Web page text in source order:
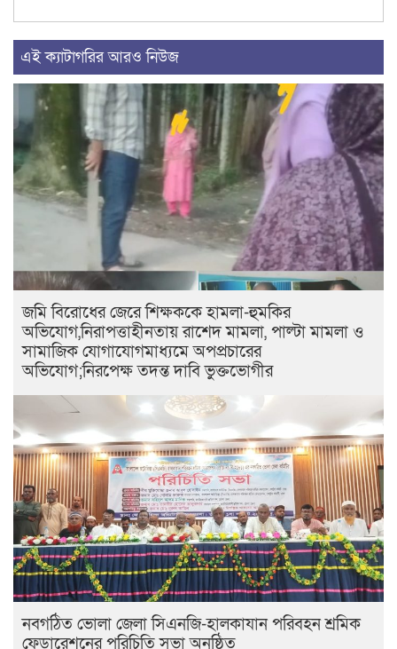
এই ক্যাটাগরির আরও নিউজ
জমি বিরোধের জেরে শিক্ষককে হামলা-হুমকির
অভিযোগ,নিরাপত্তাহীনতায় রাশেদ মামলা, পাল্টা মামলা ও
সামাজিক যোগাযোগমাধ্যমে অপপ্রচারের
অভিযোগ;নিরপেক্ষ তদন্ত দাবি ভুক্তভোগীর
নবগঠিত ভোলা জেলা সিএনজি-হালকাযান পরিবহন শ্রমিক
ফেডারেশনের পরিচিতি সভা অনুষ্ঠিত